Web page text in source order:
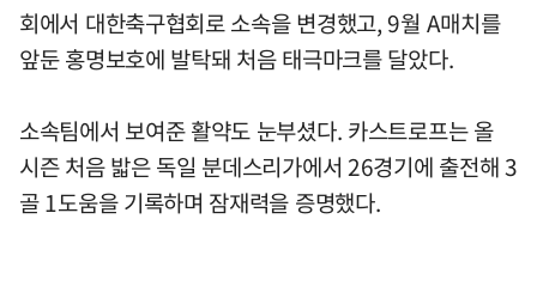
회에서 대한축구협회로 소속을 변경했고, 9월 A매치를
앞둔 홍명보호에 발탁돼 처음 태극마크를 달았다.
소속팀에서 보여준 활약도 눈부셨다. 카스트로프는 올
시즌 처음 밟은 독일 분데스리가에서 26경기에 출전해 3
골 1도움을 기록하며 잠재력을 증명했다.